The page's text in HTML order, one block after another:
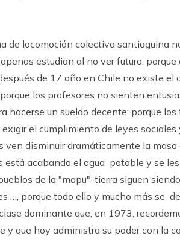
de locomoción colectiva santiaguina
estudian al no ver futuro;
de 17 año en Chile no existe
los profesores no sienten
hacerse un sueldo decente; porque
el cumplimiento de leyes sociales
ven disminuir dramáticamente la masa
está acabando el agua potable y se
de la "mapu"-tierra siguen
…, porque todo ello y mucho más se
dominante que, en 1973,
y que hoy administra su poder con la